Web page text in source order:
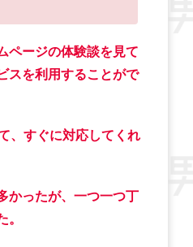
ページの体験談を見て
スを利用することがで
、すぐに対応してくれ
かったが、一つ一つ丁
。